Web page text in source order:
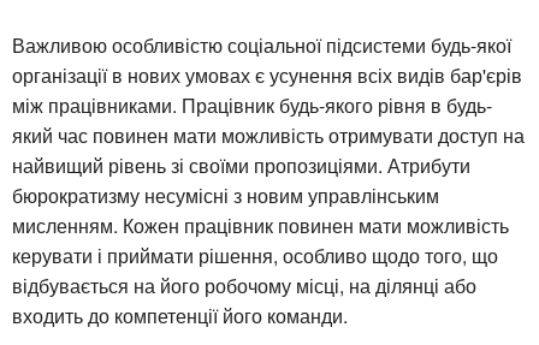
Важливою особливістю соціальної підсистеми будь-якої
організації в нових умовах є усунення всіх видів бар'єрів
між працівниками. Працівник будь-якого рівня в будь-
який час повинен мати можливість отримувати доступ на
найвищий рівень зі своїми пропозиціями. Атрибути
бюрократизму несумісні з новим управлінським
мисленням. Кожен працівник повинен мати можливість
керувати і приймати рішення, особливо щодо того, що
відбувається на його робочому місці, на ділянці або
входить до компетенції його команди.